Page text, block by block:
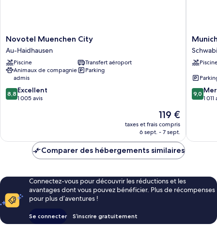
Novotel
Muenchen
City
Au-
Haidhausen
Novotel Muenchen City
Au-Haidhausen
Piscine
Transfert aéroport
Animaux de compagnie
admis
Parking
8.8
sur
8,8 Excellent
1 005 avis
Le
nouveau
prix
de
119 €
taxes et frais compris
6 sept. - 7 sept.
Munich
Marriott
Hotel
9.0
sur
9,0
1 011
Comparer des hébergements similaires
Connectez-vous pour découvrir les réductions et les
avantages dont vous pouvez bénéficier. Plus de récompenses
pour plus d’aventures !
Se connecter S’inscrire gratuitement